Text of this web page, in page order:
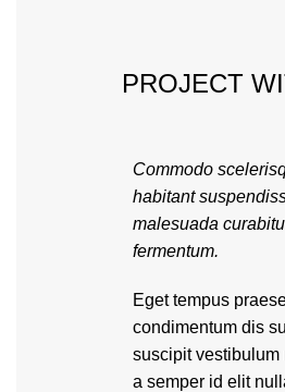
PROJECT
Commodo
habitant
malesuada
fermentum.
Eget tempus
condimentum dis
suscipit vestibulum
a semper id elit